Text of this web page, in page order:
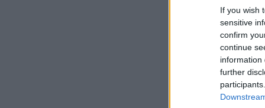
If you wish
sensitive
confirm
continue
information
further